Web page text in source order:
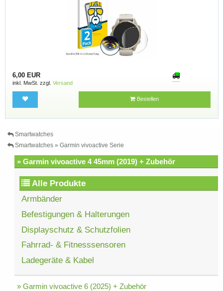
6,00 EUR
inkl. MwSt. zzgl. Versand
Bestellen
Smartwatches
Smartwatches » Garmin vivoactive Serie
» Garmin vivoactive 4 45mm (2019) + Zubehör
Alle Produkte
Armbänder
Befestigungen & Halterungen
Displayschutz & Schutzfolien
Fahrrad- & Fitnesssensoren
Ladegeräte & Kabel
» Garmin vivoactive 6 (2025) + Zubehör